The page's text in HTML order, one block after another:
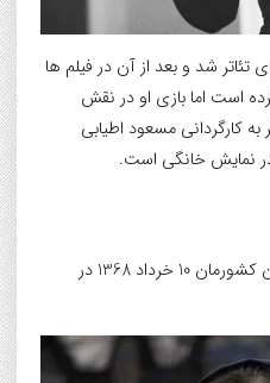
از سال 78 وارد دنیای تئاتر شد و بعد از آن در فیلم ها
است اما بازی او در نقش
کارگردانی مسعود اطیابی
نمایش خانگی است.
آزاده زارعی بازیگر سینما و تلویزیون کشورمان 10 خرداد 1368 در